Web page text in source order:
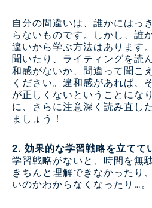
自分の間違いは、誰かにはっ
らないものです。しかし、誰
違いから学ぶ方法はあります
聞いたり、ライティングを読
和感がないか、間違って聞こ
ください。違和感があれば、
が正しくないということにな
に、さらに注意深く読み直し
ましょう！
2. 効果的な学習戦略を立てて
学習戦略がないと、時間を無
きちんと理解できなかったり
いのかわからなくなったり…。